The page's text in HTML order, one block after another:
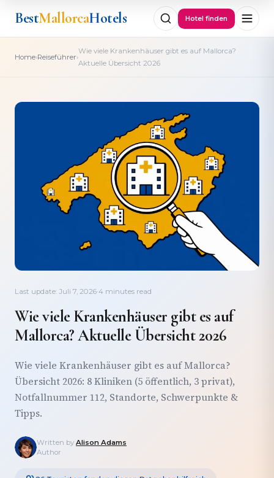
BestMallorcaHotels Hotel finden
Home›Reiseführer›
Wie viele Krankenhäuser gibt es auf Mallorca?
Aktuelle Übersicht 2026
Last update: Juli 7, 2026·4 minutes read
Wie viele Krankenhäuser gibt es auf
Mallorca? Aktuelle Übersicht 2026
Wie viele Krankenhäuser gibt es auf Mallorca?
Übersicht 2026: 8 Kliniken (5 öffentlich, 3 privat),
Notfallnummer 112, Standorte, Schwerpunkte &
Tipps.
Written by Alison Adams
Author